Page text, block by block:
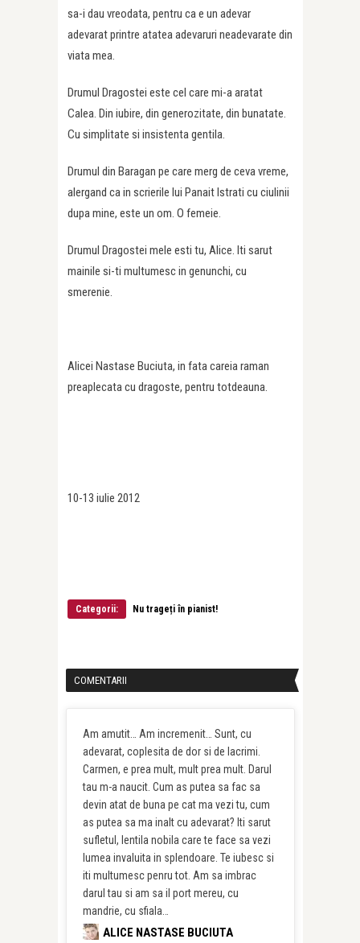
sa-i dau vreodata, pentru ca e un adevar
adevarat printre atatea adevaruri neadevarate din
viata mea.
Drumul Dragostei este cel care mi-a aratat
Calea. Din iubire, din generozitate, din bunatate.
Cu simplitate si insistenta gentila.
Drumul din Baragan pe care merg de ceva vreme,
alergand ca in scrierile lui Panait Istrati cu ciulinii
dupa mine, este un om. O femeie.
Drumul Dragostei mele esti tu, Alice. Iti sarut
mainile si-ti multumesc in genunchi, cu
smerenie.
Alicei Nastase Buciuta, in fata careia raman
preaplecata cu dragoste, pentru totdeauna.
10-13 iulie 2012
Categorii: Nu trageți în pianist!
COMENTARII
Am amutit… Am incremenit… Sunt, cu
adevarat, coplesita de dor si de lacrimi.
Carmen, e prea mult, mult prea mult. Darul
tau m-a naucit. Cum as putea sa fac sa
devin atat de buna pe cat ma vezi tu, cum
as putea sa ma inalt cu adevarat? Iti sarut
sufletul, lentila nobila care te face sa vezi
lumea invaluita in splendoare. Te iubesc si
iti multumesc penru tot. Am sa imbrac
darul tau si am sa il port mereu, cu
mandrie, cu sfiala…
ALICE NASTASE BUCIUTA